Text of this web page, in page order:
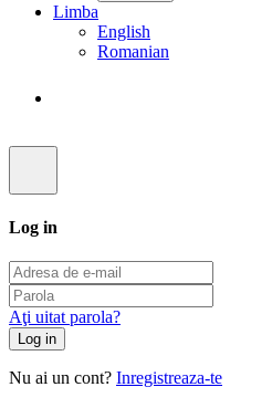
Limba
English
Romanian
Log in
Aţi uitat parola?
Log in
Nu ai un cont? Inregistreaza-te